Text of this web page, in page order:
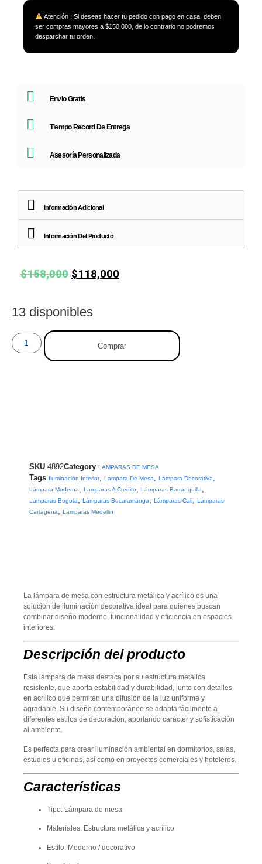
Atención : Si deseas hacer tu pedido con pago en casa, deben
ser compras mayores a $150.000, de lo contrario no podremos
desparchar tu orden.
Envio Gratis
Tiempo Record De Entrega
Asesoría Personalizada
Información AdIcional
Información Del Producto
$158,000 $118,000
13 disponibles
Comprar
SKU 4892Category LAMPARAS DE MESA
Tags Iluminación Interior, Lampara De Mesa Lampara Decorativa
Lámpara Moderna Lamparas A Credito Lámparas Barranquilla
Lamparas Bogota Lámparas Bucaramanga Lámparas Cali
Lámparas
Cartagena
Lamparas Medellin
La lámpara de mesa con estructura metálica y acrílico es una
solución de iluminación decorativa ideal para quienes buscan
combinar diseño moderno, funcionalidad y eficiencia en espacios
interiores.
Descripción del producto
Esta lámpara de mesa destaca por su estructura metálica
resistente, que aporta estabilidad y durabilidad, junto con detalles
en acrílico que permiten una difusión de la luz uniforme y
agradable. Su diseño contemporáneo se adapta fácilmente a
diferentes estilos de decoración, aportando carácter y sofisticación
al ambiente.
Es perfecta para crear iluminación ambiental en dormitorios, salas,
estudios u oficinas, así como en proyectos comerciales y hoteleros.
Características
Tipo: Lámpara de mesa
Materiales: Estructura metálica y acrílico
Estilo: Moderno / decorativo